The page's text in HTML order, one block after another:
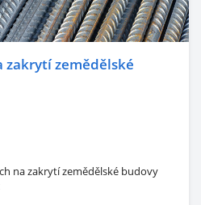
zakrytí zemědělské
na zakrytí zemědělské budovy